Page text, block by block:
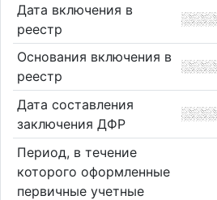
Дата включения в
реестр
Основания включения в
реестр
Дата составления
заключения ДФР
Период, в течение
которого оформленные
первичные учетные